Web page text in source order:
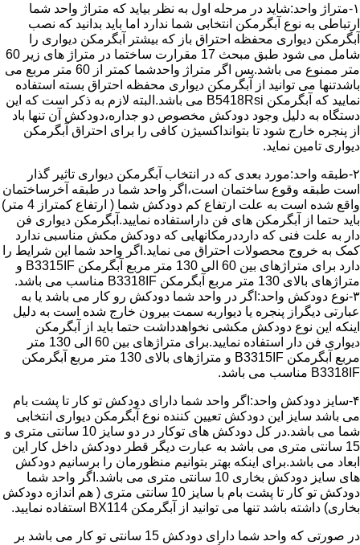
۱-متراژ واحد:شاید در مرحله اول به نظر بیاید که متراژ واحد شما
ارتباطی به نوع آبگرمکن انتخابی شما ندارد اما باید بدانید که نصب
آبگرمکن دیواری محفظه احتراق باز که بیشتر آبگرمکن دیواری را
شامل می شود طبق مبحث 17 مقرارت ساختما در متراژ های زیر 60
متر ممنوع می باشد.پس اگر متراژ واحدشما کمتر از 60 متر مربع می
باشدتنها می توانید از آبگرمکن دیواری محفظه احتراق بسته استفاده
نمایید که آبگرمکن B5418Rsi می باشد.البته لازم به ذکر است که این
دستگاه به دلیل وجود دودکش مخصوص دو جداره،دودکش آن تنها باد
از پنجره خارج شود تا بتوانداکسیژن کافی را برای احتراق آبگرمکن
دیواری تامین نماید.
۲-طبقه واحد:مورد بعدی که در انتخاب آبگرمکن دیواری تاثیر گذار
است طبقه وقوع ساختمان است،اگر واحد شما در طبقه آخرساختمان
واقع شده است به علت ارتفاع کم دودکش شما ( ارتفاع کمتراز 4 متر)
باید حتما از آبگرمکن های فن داراستفاده نمایید.آبگرمکن دیواری فن
دار به علت فنی که دارددرمکانهایی که دودکش مکش مناسبی ندارد
کمک به خروج محصولات احتراق می نماید.اگر واحد شما این شرایط را
دارد برای متراژهای بین 60 الی 130 متر مربع آبگرمکن B3315IF و
متراژهای بالای 130 متر مربع آبگرمکن B3318IF مناسب می باشد.
۳-نوع دودکش واحد:اگر در واحد شما دودکش رو کار می باشد یا به
عبارتی دیگراز پنجره یا دیواربه سمت بیرون خارج شده است به دلیل
اینکه این نوع دودکش مکشی نخواهدداشت حتما باید از آبگرمکن
دیواری فن دار استفاده نمایید.برای متراژهای بین 60 الی 130 متر
مربع آبگرمکن B3315IF و متراژهای بالای 130 متر مربع آبگرمکن
B3318IF مناسب می باشد.
۴-سایز دودکش واحد:اگر واحد شما دارای دودکش تو کار تا پشت بام
می باشد سایز این دودکش تعیین کننده نوع آبگرمکن دیواری انتخابی
شما می باشد.در کل دودکش های توکار در دو سایز 10 سانتی متری و
15 سانتی متری می باشد به عبارت دیگر قطر دودکش داخل کار این
ابعاد می باشد.برای اینکه بهتر بتوانیم منظورمان را برسانیم دودکش
های سایز دودکش بخاری 10 سانتی متری می باشد.اگر واحد شما
دودکش تو کار تا پشت بام با سایز 10 سانتی متری ( هم اندازه دودکش
بخاری) داشته باشد تنها می توانید از آبگرمکن BX114 استفاده نمایید.
در صورتی که واحد شما دارای دودکش 15 سانتی تو کار می باشد بر